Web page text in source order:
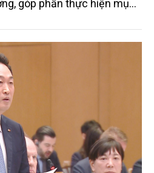
góp phần thực hiện mục
của đông đảo đại biểu đến
nhà nước, đơn vị nghiên cứu,
và nông dân đang trực
xuất lúa phát thải thấp.